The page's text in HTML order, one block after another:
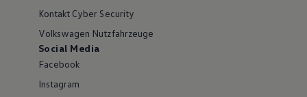
Kontakt Cyber Security
Volkswagen Nutzfahrzeuge
Social Media
Facebook
Instagram